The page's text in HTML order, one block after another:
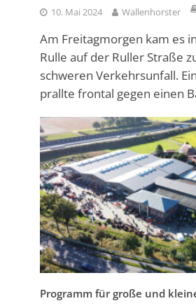
10. Mai 2024 Wallenhorster
Am Freitagmorgen kam es
Rulle auf der Ruller Straße
schweren Verkehrsunfall.
prallte frontal gegen einen
Programm für große und